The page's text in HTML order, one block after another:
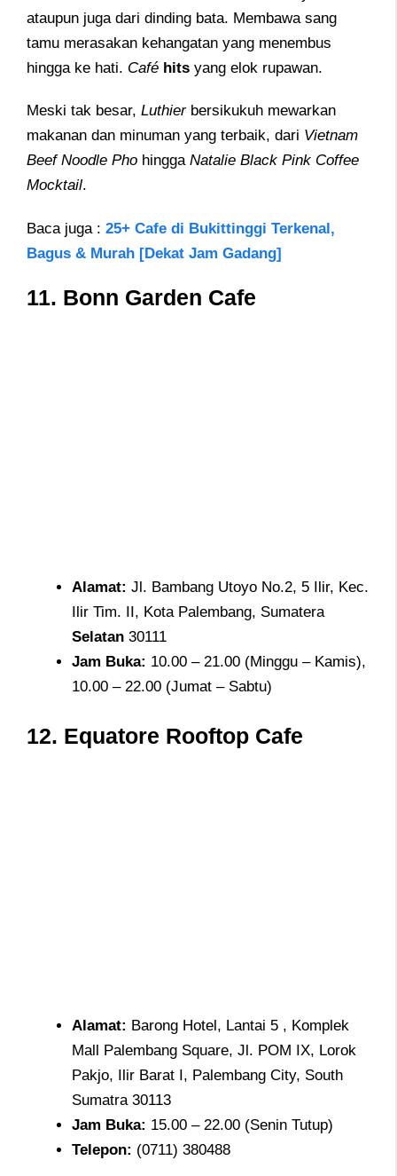
ataupun juga dari dinding bata. Membawa sang
tamu merasakan kehangatan yang menembus
hingga ke hati. Café hits yang elok rupawan.
Meski tak besar, Luthierbersikukuh mewarkan
makanan dan minuman yang terbaik, dari Vietnam
Beef Noodle Pho hingga Natalie Black Pink Coffee
Mocktail.
Baca juga : 25+ Cafe di Bukittinggi Terkenal,
Bagus & Murah [Dekat Jam Gadang]
11. Bonn Garden Cafe
Alamat: Jl. Bambang Utoyo No.2, 5 Ilir, Kec.
Ilir Tim. II, Kota Palembang, Sumatera
Selatan 30111
Jam Buka: 10.00 – 21.00 (Minggu – Kamis),
10.00 – 22.00 (Jumat – Sabtu)
12. Equatore Rooftop Cafe
Alamat: Barong Hotel, Lantai 5 , Komplek
Mall Palembang Square, Jl. POM IX, Lorok
Pakjo, Ilir Barat I, Palembang City, South
Sumatra 30113
Jam Buka: 15.00 – 22.00 (Senin Tutup)
Telepon: (0711) 380488